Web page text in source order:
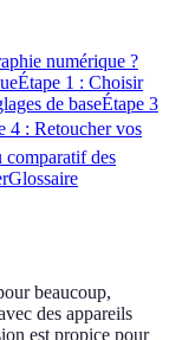
numérique ?
Étape 1 : Choisir
de baseÉtape 3
4 : Retoucher vos
comparatif des
Glossaire
beaucoup,
des appareils
est propice pour